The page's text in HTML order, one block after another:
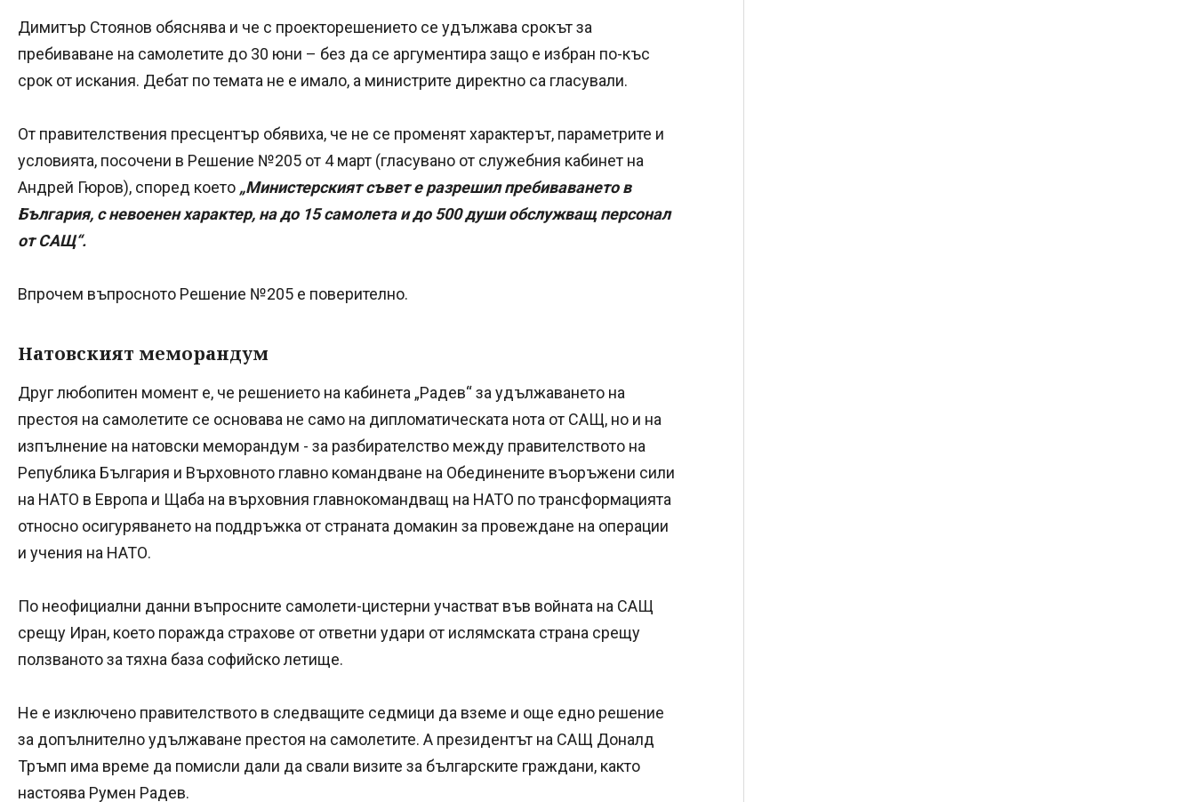
Димитър Стоянов обяснява и че с проекторешението се удължава срокът за
пребиваване на самолетите до 30 юни – без да се аргументира защо е избран по-къс
срок от искания. Дебат по темата не е имало, а министрите директно са гласували.
От правителствения пресцентър обявиха, че не се променят характерът, параметрите и
условията, посочени в Решение №205 от 4 март (гласувано от служебния кабинет на
Андрей Гюров), според което „Министерският съвет е разрешил пребиваването в
България, с невоенен характер, на до 15 самолета и до 500 души обслужващ персонал
от САЩ“.
Впрочем въпросното Решение №205 е поверително.
Натовският меморандум
Друг любопитен момент е, че решението на кабинета „Радев“ за удължаването на
престоя на самолетите се основава не само на дипломатическата нота от САЩ, но и на
изпълнение на натовски меморандум - за разбирателство между правителството на
Република България и Върховното главно командване на Обединените въоръжени сили
на НАТО в Европа и Щаба на върховния главнокомандващ на НАТО по трансформацията
относно осигуряването на поддръжка от страната домакин за провеждане на операции
и учения на НАТО.
По неофициални данни въпросните самолети-цистерни участват във войната на САЩ
срещу Иран, което поражда страхове от ответни удари от ислямската страна срещу
ползваното за тяхна база софийско летище.
Не е изключено правителството в следващите седмици да вземе и още едно решение
за допълнително удължаване престоя на самолетите. А президентът на САЩ Доналд
Тръмп има време да помисли дали да свали визите за българските граждани, както
настоява Румен Радев.